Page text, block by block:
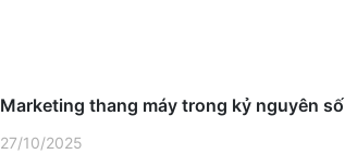
Marketing thang máy trong kỷ nguyên số
27/10/2025